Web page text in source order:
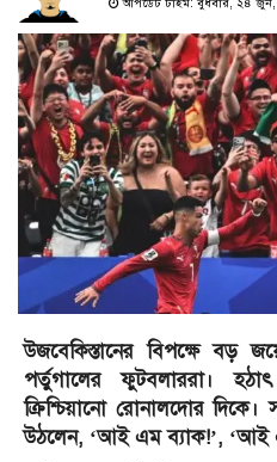
আপডেট টাইম: বুধবার, ২৪
উজবেকিস্তানের বিপক্ষে বড়
পর্তুগালের ফুটবলাররা।
ক্রিশ্চিয়ানো রোনালদোর দিকে।
উঠলেন, ‘আই এম ব্যাক!’, ‘আই